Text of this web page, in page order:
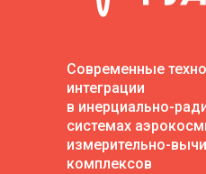
Современные
интеграции
в инерциально-
системах
измерительно-
комплексов